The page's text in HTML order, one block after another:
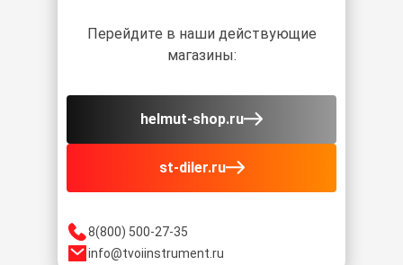
8(800) 500-27-35
info@tvoiinstrument.ru
Перейдите в наши действующие
магазины:
helmut-shop.ru
st-diler.ru